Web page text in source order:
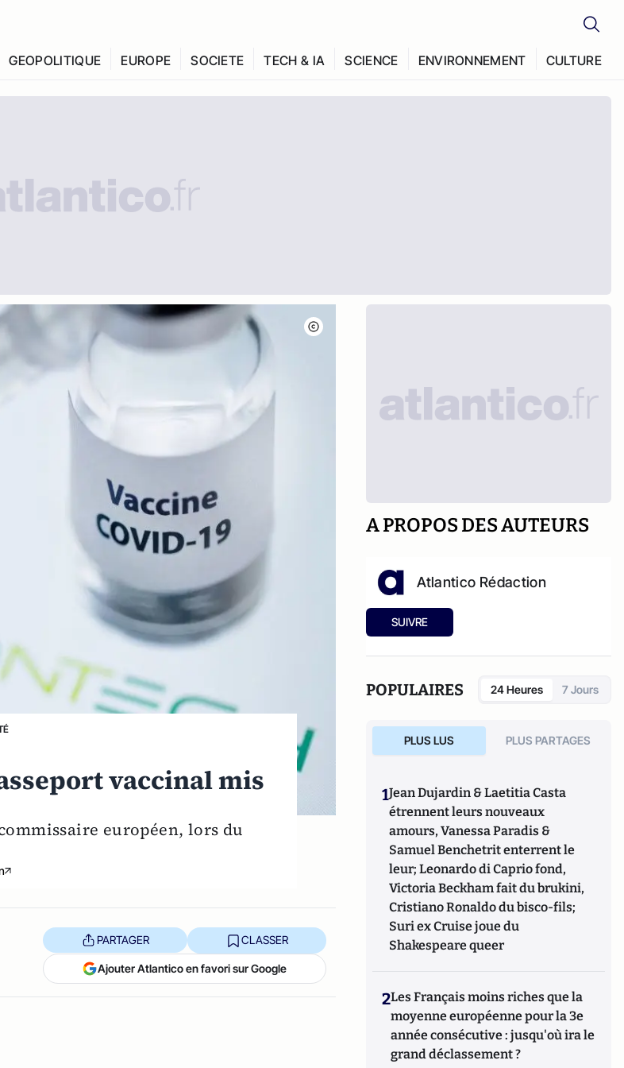
GEOPOLITIQUE EUROPE SOCIETE TECH & IA SCIENCE ENVIRONNEMENT CULTURE
vaccinal mis
européen, lors du
PARTAGER CLASSER
Ajouter Atlantico en favori sur Google
A PROPOS DES AUTEURS
Atlantico Rédaction
SUIVRE
POPULAIRES 24 Heures 7 Jours
PLUS LUS PLUS PARTAGES
1Jean Dujardin & Laetitia Casta
étrennent leurs nouveaux
amours, Vanessa Paradis &
Samuel Benchetrit enterrent le
leur; Leonardo di Caprio fond,
Victoria Beckham fait du brukini,
Cristiano Ronaldo du bisco-fils;
Suri ex Cruise joue du
Shakespeare queer
2Les Français moins riches que la
moyenne européenne pour la 3e
année consécutive : jusqu'où ira le
grand déclassement ?